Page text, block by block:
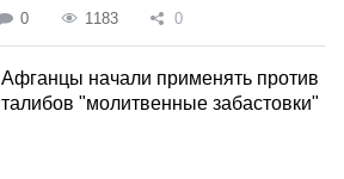
0 1183 0
Афганцы начали применять против
талибов "молитвенные забастовки"